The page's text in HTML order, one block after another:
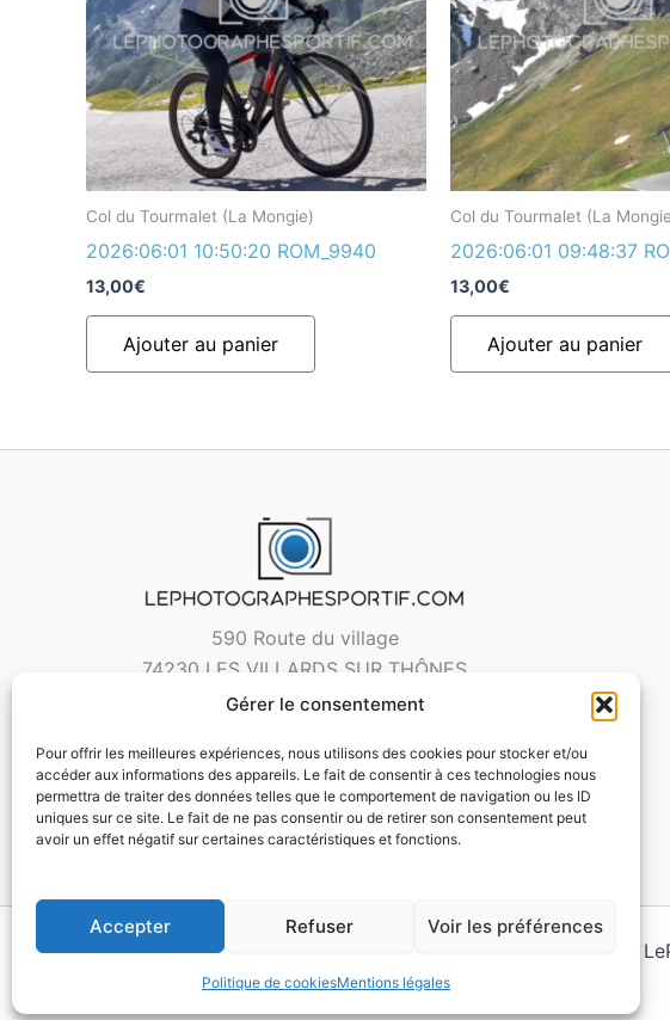
Gérer le consentement
Pour offrir les meilleures expériences, nous utilisons des cookies pour stocker et/ou
accéder aux informations des appareils. Le fait de consentir à ces technologies nous
permettra de traiter des données telles que le comportement de navigation ou les ID
uniques sur ce site. Le fait de ne pas consentir ou de retirer son consentement peut
avoir un effet négatif sur certaines caractéristiques et fonctions.
Accepter Refuser Voir les préférences
Politique de cookiesMentions légales
Col du Tourmalet (La Mongie)
2026:06:01 10:50:20 ROM_9940
13,00€
Ajouter au panier
Col du Tourmalet (La
2026:06:01 09:48:37
13,00€
Ajouter au panier
590 Route du village
74230 LES VILLARDS SUR THÔNES
Copyright © 2026